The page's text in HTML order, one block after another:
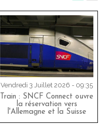
Vendredi 3 Juillet 2026 - 09:35
Train : SNCF Connect ouvre
la réservation vers
l'Allemagne et la Suisse